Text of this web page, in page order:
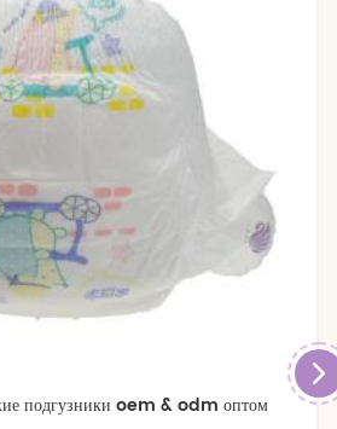
премиальные дышащие подгузники